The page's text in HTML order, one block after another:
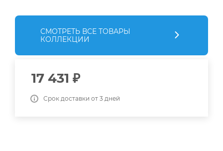
СМОТРЕТЬ ВСЕ ТОВАРЫ
КОЛЛЕКЦИИ
17 431 ₽
Срок доставки от 3 дней